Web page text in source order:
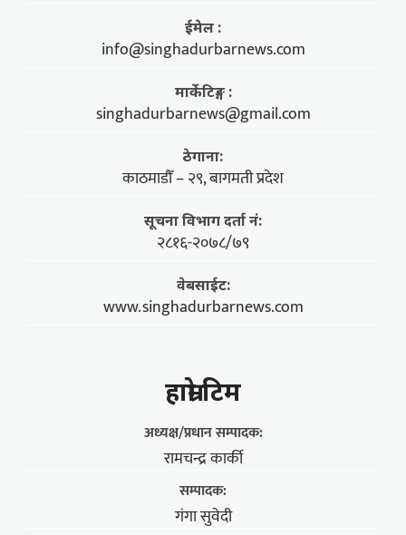
ईमेल :
info@singhadurbarnews.com
मार्केटिङ्ग :
singhadurbarnews@gmail.com
ठेगाना:
काठमाडौँ – २९, बागमती प्रदेश
सूचना विभाग दर्ता नं:
२८१६-२०७८/७९
वेबसाईट:
www.singhadurbarnews.com
हाम्राे टिम
अध्यक्ष/प्रधान सम्पादक:
रामचन्द्र कार्की
सम्पादक:
गंगा सुवेदी